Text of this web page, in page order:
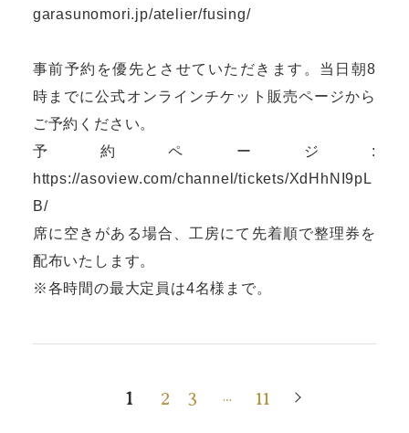
garasunomori.jp/atelier/fusing/
事前予約を優先とさせていただきます。当日朝8
時までに公式オンラインチケット販売ページから
ご予約ください。
予約ページ:
https://asoview.com/channel/tickets/XdHhNI9pL
B/
席に空きがある場合、工房にて先着順で整理券を
配布いたします。
※各時間の最大定員は4名様まで。
1 2 3 … 11